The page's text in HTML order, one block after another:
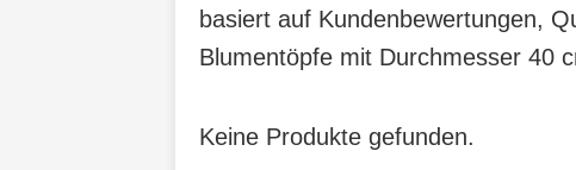
basiert auf Kundenbewertungen,
Blumentöpfe mit Durchmesser 40
Keine Produkte gefunden.